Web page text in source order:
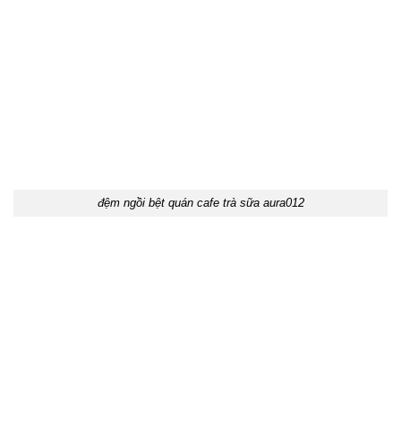
đệm ngồi bệt quán cafe trà sữa aura012